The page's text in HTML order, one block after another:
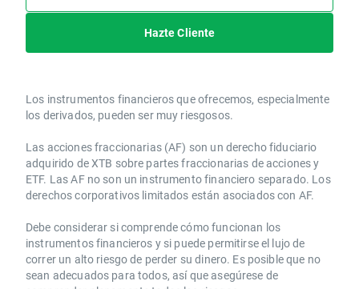
Hazte Cliente
Los instrumentos financieros que ofrecemos, especialmente
los derivados, pueden ser muy riesgosos.
Las acciones fraccionarias (AF) son un derecho fiduciario
adquirido de XTB sobre partes fraccionarias de acciones y
ETF. Las AF no son un instrumento financiero separado. Los
derechos corporativos limitados están asociados con AF.
Debe considerar si comprende cómo funcionan los
instrumentos financieros y si puede permitirse el lujo de
correr un alto riesgo de perder su dinero. Es posible que no
sean adecuados para todos, así que asegúrese de